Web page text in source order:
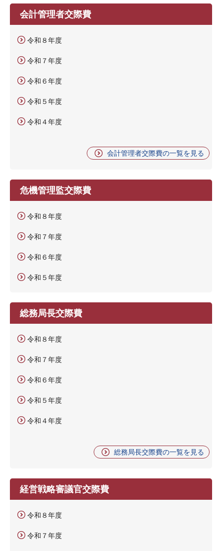
会計管理者交際費
令和８年度
令和７年度
令和６年度
令和５年度
令和４年度
会計管理者交際費の一覧を見る
危機管理監交際費
令和８年度
令和７年度
令和６年度
令和５年度
総務局長交際費
令和８年度
令和７年度
令和６年度
令和５年度
令和４年度
総務局長交際費の一覧を見る
経営戦略審議官交際費
令和８年度
令和７年度